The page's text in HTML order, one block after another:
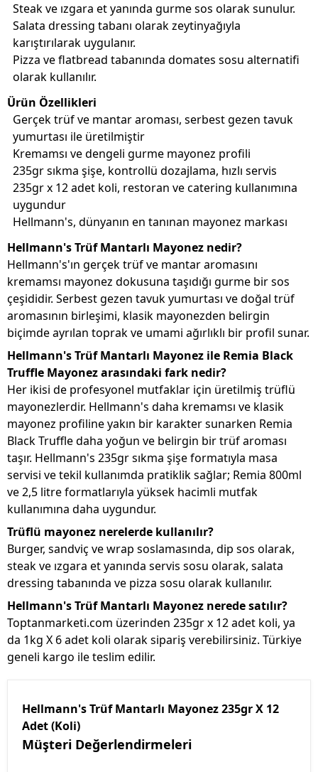
Steak ve ızgara et yanında gurme sos olarak sunulur.
Salata dressing tabanı olarak zeytinyağıyla
karıştırılarak uygulanır.
Pizza ve flatbread tabanında domates sosu alternatifi
olarak kullanılır.
Ürün Özellikleri
Gerçek trüf ve mantar aroması, serbest gezen tavuk
yumurtası ile üretilmiştir
Kremamsı ve dengeli gurme mayonez profili
235gr sıkma şişe, kontrollü dozajlama, hızlı servis
235gr x 12 adet koli, restoran ve catering kullanımına
uygundur
Hellmann's, dünyanın en tanınan mayonez markası
Hellmann's Trüf Mantarlı Mayonez nedir?
Hellmann's'ın gerçek trüf ve mantar aromasını
kremamsı mayonez dokusuna taşıdığı gurme bir sos
çeşididir. Serbest gezen tavuk yumurtası ve doğal trüf
aromasının birleşimi, klasik mayonezden belirgin
biçimde ayrılan toprak ve umami ağırlıklı bir profil sunar.
Hellmann's Trüf Mantarlı Mayonez ile Remia Black
Truffle Mayonez arasındaki fark nedir?
Her ikisi de profesyonel mutfaklar için üretilmiş trüflü
mayonezlerdir. Hellmann's daha kremamsı ve klasik
mayonez profiline yakın bir karakter sunarken Remia
Black Truffle daha yoğun ve belirgin bir trüf aroması
taşır. Hellmann's 235gr sıkma şişe formatıyla masa
servisi ve tekil kullanımda pratiklik sağlar; Remia 800ml
ve 2,5 litre formatlarıyla yüksek hacimli mutfak
kullanımına daha uygundur.
Trüflü mayonez nerelerde kullanılır?
Burger, sandviç ve wrap soslamasında, dip sos olarak,
steak ve ızgara et yanında servis sosu olarak, salata
dressing tabanında ve pizza sosu olarak kullanılır.
Hellmann's Trüf Mantarlı Mayonez nerede satılır?
Toptanmarketi.com üzerinden 235gr x 12 adet koli, ya
da 1kg X 6 adet koli olarak sipariş verebilirsiniz. Türkiye
geneli kargo ile teslim edilir.
Hellmann's Trüf Mantarlı Mayonez 235gr X 12
Adet (Koli)
Müşteri Değerlendirmeleri